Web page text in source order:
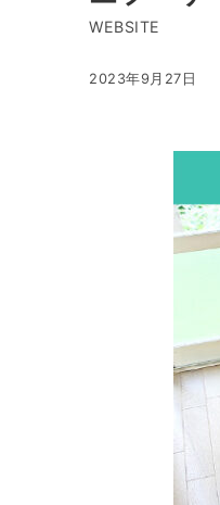
WEBSITE
2023年9月27日